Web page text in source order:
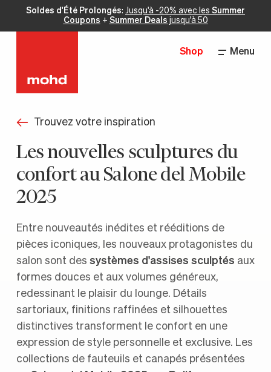
Soldes d'Été Prolongés: Jusqu'à -20% avec les Summer
Coupons + Summer Deals jusqu'à 50
Shop Menu
Trouvez votre inspiration
Les nouvelles sculptures du
confort au Salone del Mobile
2025
Entre nouveautés inédites et rééditions de
pièces iconiques, les nouveaux protagonistes du
salon sont des systèmes d'assises sculptés aux
formes douces et aux volumes généreux,
redessinant le plaisir du lounge. Détails
sartoriaux, finitions raffinées et silhouettes
distinctives transforment le confort en une
expression de style personnelle et exclusive. Les
collections de fauteuils et canapés présentées